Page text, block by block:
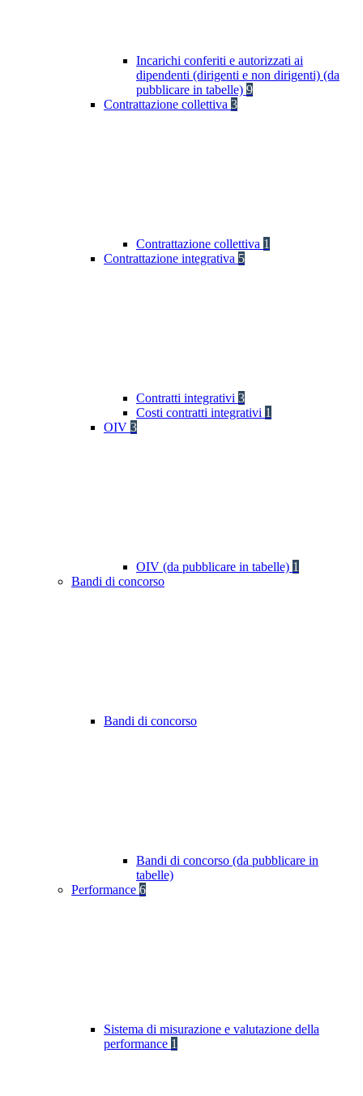
Incarichi conferiti e autorizzati ai
dipendenti (dirigenti e non dirigenti) (da
pubblicare in tabelle) 9
Contrattazione collettiva 3
Contrattazione collettiva 1
Contrattazione integrativa 5
Contratti integrativi 3
Costi contratti integrativi 1
OIV 3
OIV (da pubblicare in tabelle) 1
Bandi di concorso
Bandi di concorso
Bandi di concorso (da pubblicare in
tabelle)
Performance 6
Sistema di misurazione e valutazione della
performance 1